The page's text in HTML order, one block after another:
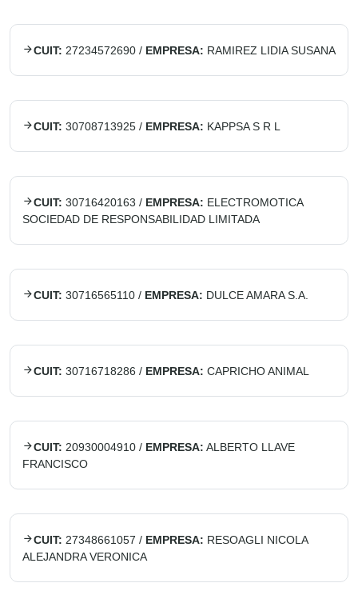
CUIT: 27234572690 / EMPRESA: RAMIREZ LIDIA SUSANA
CUIT: 30708713925 / EMPRESA: KAPPSA S R L
CUIT: 30716420163 / EMPRESA: ELECTROMOTICA
SOCIEDAD DE RESPONSABILIDAD LIMITADA
CUIT: 30716565110 / EMPRESA: DULCE AMARA S.A.
CUIT: 30716718286 / EMPRESA: CAPRICHO ANIMAL
CUIT: 20930004910 / EMPRESA: ALBERTO LLAVE
FRANCISCO
CUIT: 27348661057 / EMPRESA: RESOAGLI NICOLA
ALEJANDRA VERONICA